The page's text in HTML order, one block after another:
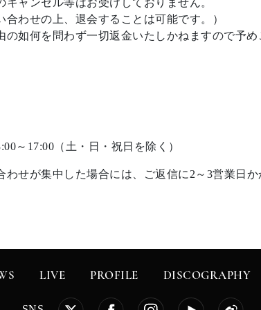
ャンセル等はお受けしておりません。
合わせの上、退会することは可能です。）
如何を問わず一切返金いたしかねますので予め
～17:00（土・日・祝日を除く）
せが集中した場合には、ご返信に2～3営業日か
LIVE PROFILE DISCOGRAPHY